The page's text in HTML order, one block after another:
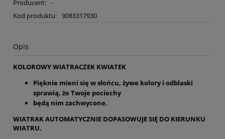
Producent: -
Kod produktu: 9083317930
Opis
KOLOROWY WIATRACZEK KWIATEK
Pięknie mieni się w słońcu, żywe kolory i odblaski
sprawią, że Twoje pociechy
będą nim zachwycone.
WIATRAK AUTOMATYCZNIE DOPASOWUJE SIĘ DO KIERUNKU
WIATRU.